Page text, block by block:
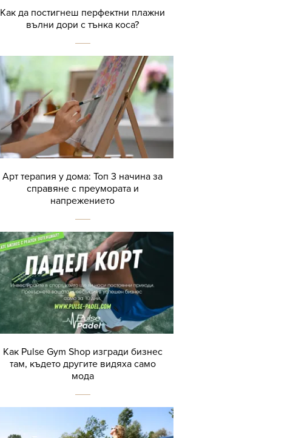
Как да постигнеш перфектни плажни
вълни дори с тънка коса?
Арт терапия у дома: Топ 3 начина за
справяне с преумората и
напрежението
Как Pulse Gym Shop изгради бизнес
там, където другите видяха само
мода